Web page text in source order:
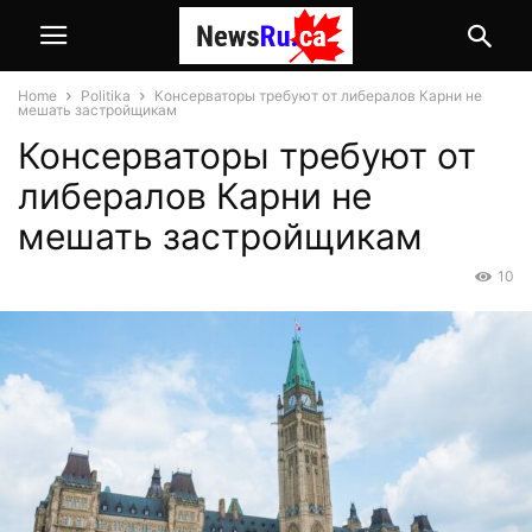
Home Politika
Консерваторы требуют от либералов Карни не
мешать застройщикам
Консерваторы требуют от
либералов Карни не
мешать застройщикам
10